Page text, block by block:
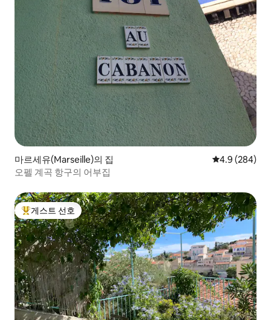
마르세유(Marseille)의 집 평점 4.9점(5
4.9 (284)
오펠 계곡 항구의 어부집
상위 게스트 선호
게스트 선호